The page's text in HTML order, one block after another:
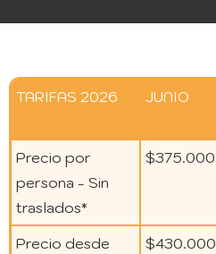
TARIFAS 2026 JUNIO
Precio por
persona - Sin
traslados*
$375.000
Precio desde
$430.000